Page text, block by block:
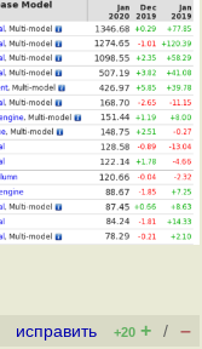
исправить +20 + / –